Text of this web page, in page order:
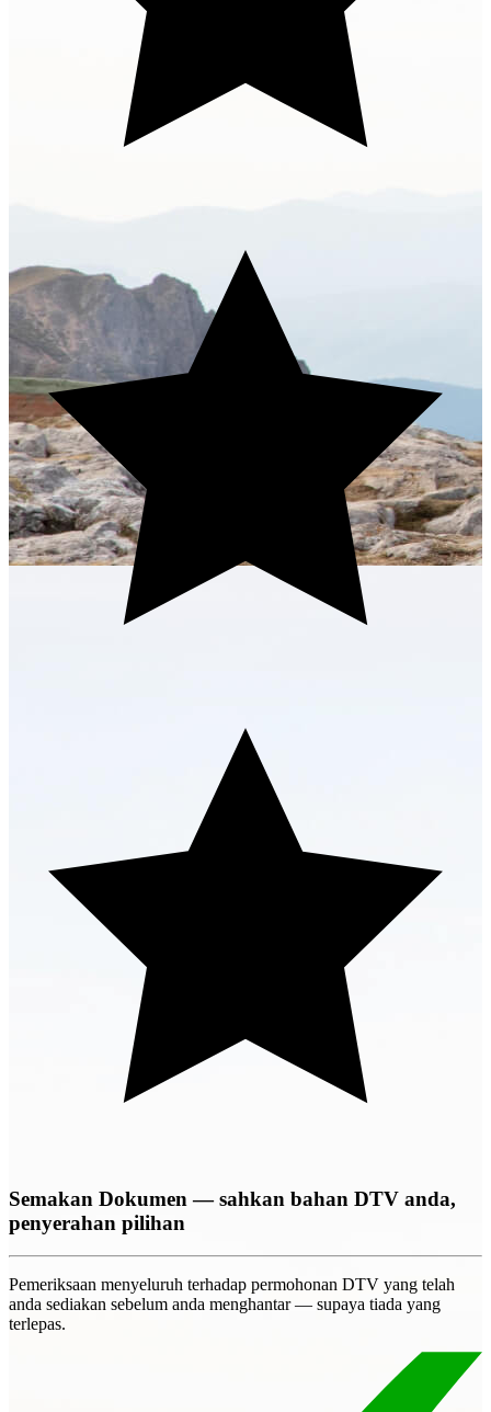
Semakan Dokumen — sahkan bahan DTV anda,
penyerahan pilihan
Pemeriksaan menyeluruh terhadap permohonan DTV yang telah
anda sediakan sebelum anda menghantar — supaya tiada yang
terlepas.